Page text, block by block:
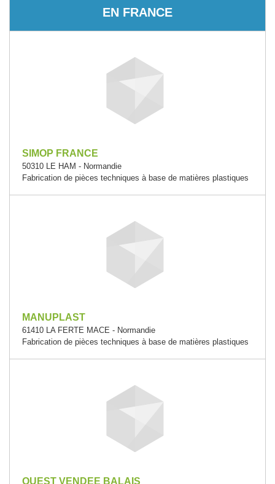
EN FRANCE
SIMOP FRANCE
50310 LE HAM - Normandie
Fabrication de pièces techniques à base de matières plastiques
MANUPLAST
61410 LA FERTE MACE - Normandie
Fabrication de pièces techniques à base de matières plastiques
OUEST VENDEE BALAIS